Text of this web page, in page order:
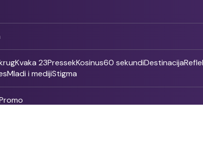
Kvaka 23PressekKosinus60 sekundiDestinacija
Mladi i medijiStigma